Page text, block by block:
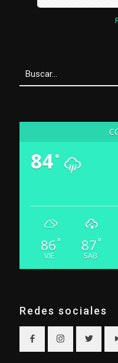
84°
86 °
VIE
87 °
SAB
Redes sociales